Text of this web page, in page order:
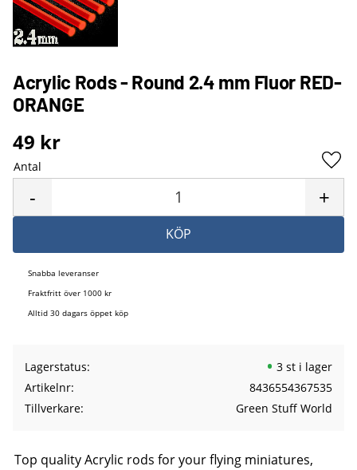
Acrylic Rods - Round 2.4 mm Fluor RED-
ORANGE
49 kr
Antal
+
-
KÖP
Snabba leveranser
Fraktfritt över 1000 kr
Alltid 30 dagars öppet köp
Lagerstatus
3 st i lager
Artikelnr
8436554367535
Tillverkare
Green Stuff World
Top quality Acrylic rods for your flying miniatures,